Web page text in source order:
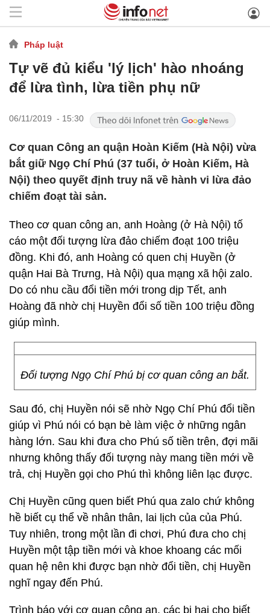
Pháp luật
Tự vẽ đủ kiểu 'lý lịch' hào nhoáng
để lừa tình, lừa tiền phụ nữ
06/11/2019 - 15:30
Cơ quan Công an quận Hoàn Kiếm (Hà Nội) vừa
bắt giữ Ngọ Chí Phú (37 tuổi, ở Hoàn Kiếm, Hà
Nội) theo quyết định truy nã về hành vi lừa đảo
chiếm đoạt tài sản.
Theo cơ quan công an, anh Hoàng (ở Hà Nội) tố
cáo một đối tượng lừa đảo chiếm đoạt 100 triệu
đồng. Khi đó, anh Hoàng có quen chị Huyền (ở
quận Hai Bà Trưng, Hà Nội) qua mạng xã hội zalo.
Do có nhu cầu đổi tiền mới trong dịp Tết, anh
Hoàng đã nhờ chị Huyền đổi số tiền 100 triệu đồng
giúp mình.
Đối tượng Ngọ Chí Phú bị cơ quan công an bắt.
Sau đó, chị Huyền nói sẽ nhờ Ngọ Chí Phú đổi tiền
giúp vì Phú nói có bạn bè làm việc ở những ngân
hàng lớn. Sau khi đưa cho Phú số tiền trên, đợi mãi
nhưng không thấy đối tượng này mang tiền mới về
trả, chị Huyền gọi cho Phú thì không liên lạc được.
Chị Huyền cũng quen biết Phú qua zalo chứ không
hề biết cụ thể về nhân thân, lai lịch của của Phú.
Tuy nhiên, trong một lần đi chơi, Phú đưa cho chị
Huyền một tập tiền mới và khoe khoang các mối
quan hệ nên khi được bạn nhờ đổi tiền, chị Huyền
nghĩ ngay đến Phú.
Trình báo với cơ quan công an, các bị hại cho biết